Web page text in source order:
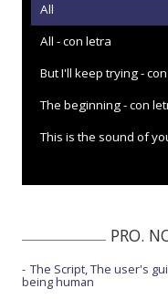
All
All - con letra
But I'll keep trying -
The beginning - con
This is the sound of
PRO.
The Script, The user's
being human